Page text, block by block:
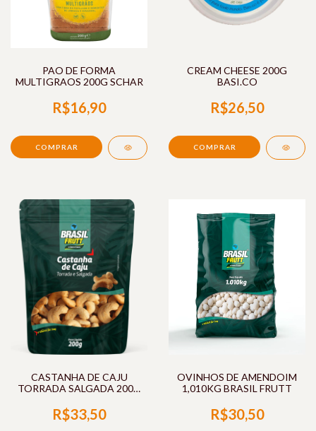
PAO DE FORMA
MULTIGRAOS 200G SCHAR
R$16,90
CREAM CHEESE 200G
BASI.CO
R$26,50
CASTANHA DE CAJU
TORRADA SALGADA 200G
R$33,50
OVINHOS DE AMENDOIM
1,010KG BRASIL FRUTT
R$30,50